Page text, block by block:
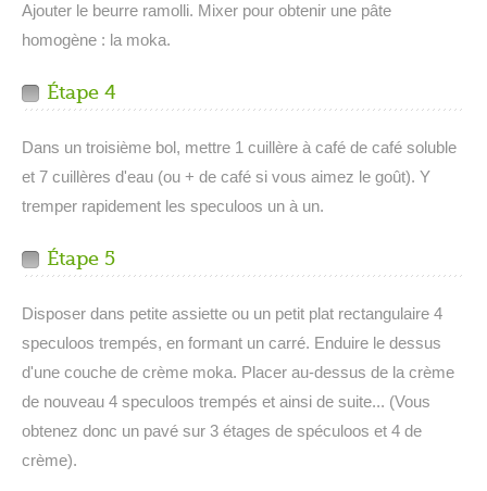
Ajouter le beurre ramolli. Mixer pour obtenir une pâte
homogène : la moka.
Étape 4
Dans un troisième bol, mettre 1 cuillère à café de café soluble
et 7 cuillères d'eau (ou + de café si vous aimez le goût). Y
tremper rapidement les speculoos un à un.
Étape 5
Disposer dans petite assiette ou un petit plat rectangulaire 4
speculoos trempés, en formant un carré. Enduire le dessus
d'une couche de crème moka. Placer au-dessus de la crème
de nouveau 4 speculoos trempés et ainsi de suite... (Vous
obtenez donc un pavé sur 3 étages de spéculoos et 4 de
crème).